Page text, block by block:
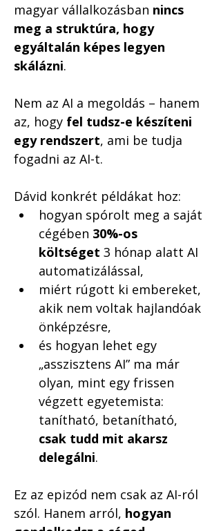
magyar vállalkozásban nincs
meg a struktúra, hogy
egyáltalán képes legyen
skálázni.
Nem az AI a megoldás – hanem
az, hogy fel tudsz-e készíteni
egy rendszert, ami be tudja
fogadni az AI-t.
Dávid konkrét példákat hoz:
hogyan spórolt meg a saját
cégében 30%-os
költséget 3 hónap alatt AI
automatizálással,
miért rúgott ki embereket,
akik nem voltak hajlandóak
önképzésre,
és hogyan lehet egy
„asszisztens AI” ma már
olyan, mint egy frissen
végzett egyetemista:
tanítható, betanítható,
csak tudd mit akarsz
delegálni.
Ez az epizód nem csak az AI-ról
szól. Hanem arról, hogyan